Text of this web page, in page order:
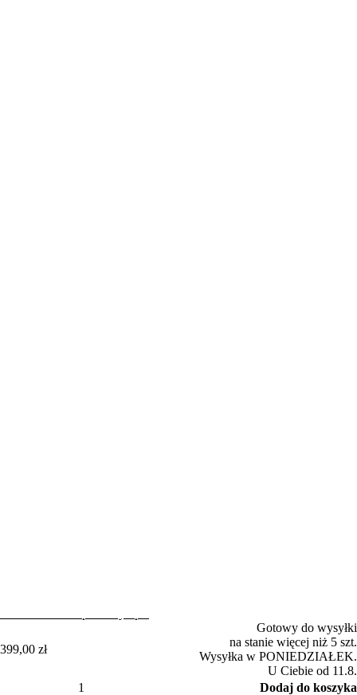
399,00 zł
Gotowy do wysyłki
na stanie więcej niż 5 szt.
Wysyłka w PONIEDZIAŁEK.
U Ciebie od 11.8.
Dodaj do koszyka